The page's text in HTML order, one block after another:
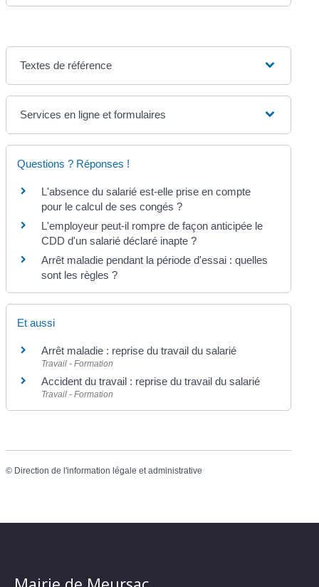
Textes de référence
Services en ligne et formulaires
Questions ? Réponses !
L'absence du salarié est-elle prise en compte
pour le calcul de ses congés ?
L'employeur peut-il rompre de façon anticipée le
CDD d'un salarié déclaré inapte ?
Arrêt maladie pendant la période d'essai : quelles
sont les règles ?
Et aussi
Arrêt maladie : reprise du travail du salarié
Travail - Formation
Accident du travail : reprise du travail du salarié
Travail - Formation
© Direction de l'information légale et administrative